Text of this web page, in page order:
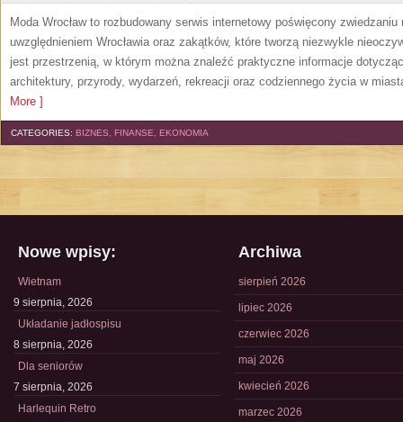
Moda Wrocław to rozbudowany serwis internetowy poświęcony
uwzględnieniem Wrocławia oraz zakątków, które tworzą niezwykle
jest przestrzenią, w którym można znaleźć praktyczne informacje
architektury, przyrody, wydarzeń, rekreacji oraz codziennego życia w
More ]
CATEGORIES: BIZNES, FINANSE, EKONOMIA
Nowe wpisy:
Wietnam
9 sierpnia, 2026
Układanie jadłospisu
8 sierpnia, 2026
Dla seniorów
7 sierpnia, 2026
Harlequin Retro
Archiwa
sierpień 2026
lipiec 2026
czerwiec 2026
maj 2026
kwiecień 2026
marzec 2026